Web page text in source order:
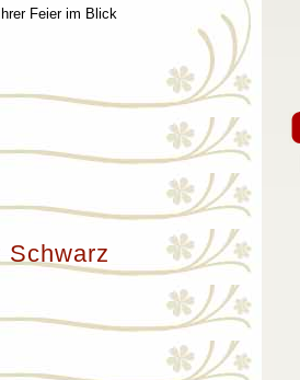
Feier im Blick
Schwarz